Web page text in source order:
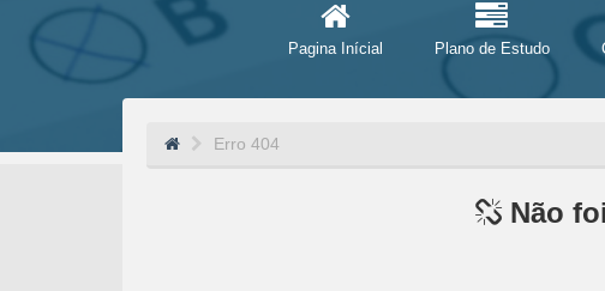
Pagina Inícial Plano de Estudo
Erro 404
Não